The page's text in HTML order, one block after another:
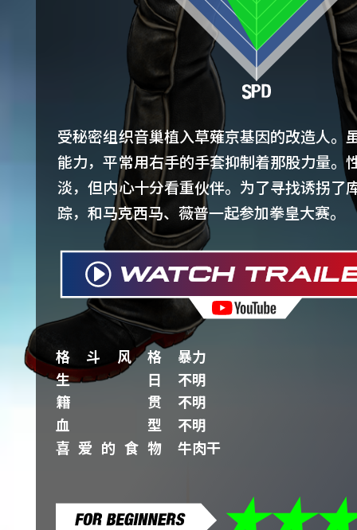
受秘密组织音巢植入草薙京基因的改造人。
能力，平常用右手的手套抑制着那股力量。
淡，但内心十分看重伙伴。为了寻找诱拐了
踪，和马克西马、薇普一起参加拳皇大赛。
格斗风格
暴力
生日
不明
籍贯
不明
血型
不明
喜爱的食物
牛肉干